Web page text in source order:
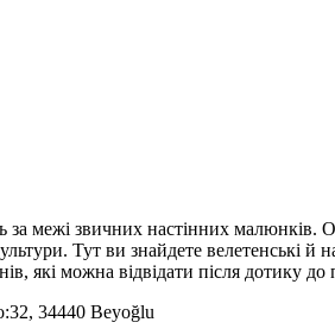
за межі звичних настінних
Тут ви знайдете
які можна відвідати після дотику до
34440 Beyoğlu